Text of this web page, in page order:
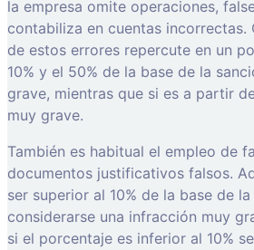
la empresa omite operaciones,
contabiliza en cuentas incorrectas.
de estos errores repercute en un
10% y el 50% de la base de la
grave, mientras que si es a partir
muy grave.
También es habitual el empleo de
documentos justificativos falsos.
ser superior al 10% de la base de
considerarse una infracción muy
si el porcentaje es inferior al 10%